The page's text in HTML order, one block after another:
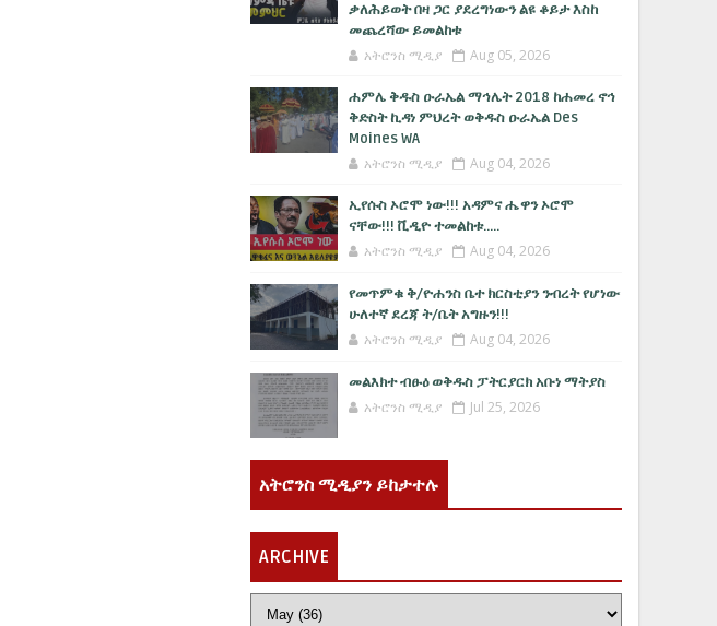
ቃለሕይወት በዛ ጋር ያደረግነውን ልዩ ቆይታ እስከ
መጨረሻው ይመልከቱ
አትሮንስ ሚዲያ Aug 05, 2026
ሐምሌ ቅዱስ ዑራኤል ማኅሌት 2018 ከሐመረ ኖኅ
ቅድስት ኪዳነ ምህረት ወቅዱስ ዑራኤል Des
Moines WA
አትሮንስ ሚዲያ Aug 04, 2026
ኢየሱስ ኦሮሞ ነው!!! አዳምና ሔዋን ኦሮሞ
ናቸው!!! ቪዲዮ ተመልከቱ.....
አትሮንስ ሚዲያ Aug 04, 2026
የመጥምቁ ቅ/ዮሐንስ ቤተ ክርስቲያን ንብረት የሆነው
ሁለተኛ ደረጃ ት/ቤት አግዙን!!!
አትሮንስ ሚዲያ Aug 04, 2026
መልእክተ ብፁዕ ወቅዱስ ፓትርያርክ አቡነ ማትያስ
አትሮንስ ሚዲያ Jul 25, 2026
አትሮንስ ሚዲያን ይከታተሉ
ARCHIVE